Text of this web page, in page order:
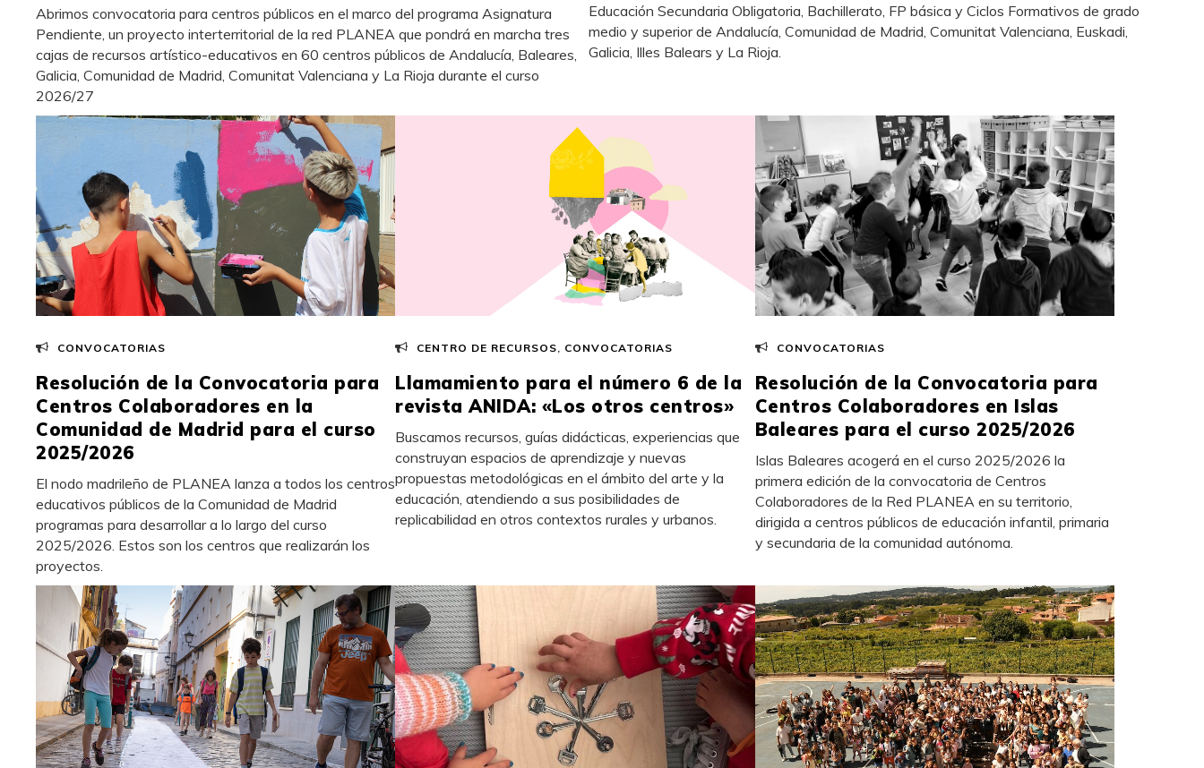
Abrimos convocatoria para centros públicos en el marco del programa Asignatura
Pendiente, un proyecto interterritorial de la red PLANEA que pondrá en marcha tres
cajas de recursos artístico-educativos en 60 centros públicos de Andalucía, Baleares,
Galicia, Comunidad de Madrid, Comunitat Valenciana y La Rioja durante el curso
2026/27
Educación Secundaria Obligatoria, Bachillerato, FP básica y Ciclos Formativos de grado
medio y superior de Andalucía, Comunidad de Madrid, Comunitat Valenciana, Euskadi,
Galicia, Illes Balears y La Rioja.
CONVOCATORIAS
Resolución de la Convocatoria para
Centros Colaboradores en la
Comunidad de Madrid para el curso
2025/2026
El nodo madrileño de PLANEA lanza a todos los centros
educativos públicos de la Comunidad de Madrid
programas para desarrollar a lo largo del curso
2025/2026. Estos son los centros que realizarán los
proyectos.
CENTRO DE RECURSOS, CONVOCATORIAS
Llamamiento para el número 6 de la
revista ANIDA: «Los otros centros»
Buscamos recursos, guías didácticas, experiencias que
construyan espacios de aprendizaje y nuevas
propuestas metodológicas en el ámbito del arte y la
educación, atendiendo a sus posibilidades de
replicabilidad en otros contextos rurales y urbanos.
CONVOCATORIAS
Resolución de la Convocatoria para
Centros Colaboradores en Islas
Baleares para el curso 2025/2026
Islas Baleares acogerá en el curso 2025/2026 la
primera edición de la convocatoria de Centros
Colaboradores de la Red PLANEA en su territorio,
dirigida a centros públicos de educación infantil, primaria
y secundaria de la comunidad autónoma.